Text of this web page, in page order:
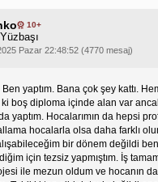
10+
Yüzbaşı
Pazar 22:48:52 (4770 mesaj)
yaptım. Bana çok şey kattı.
boş diploma içinde alan var
yaptım. Hocalarımın da hepsi
hocalarla olsa daha farklı
bir dönem değildi
için tezsiz yapmıştım. İş
ile mezun oldum ve hocanın